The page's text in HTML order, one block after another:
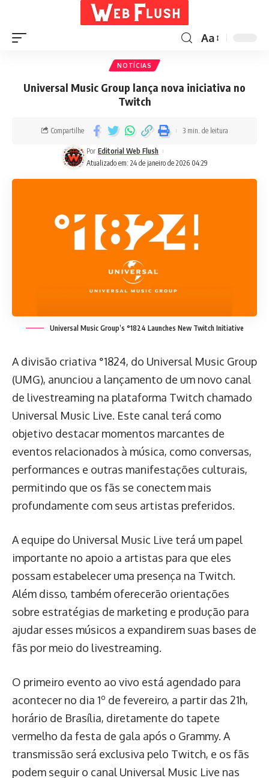
Aa
NOTÍCIAS
Universal Music Group lança nova iniciativa no
Twitch
Atualizado em: 24 de janeiro de 2026 04:29
Por Editorial Web Flush
Compartilhe 3 min. de leitura
Universal Music Group’s °1824 Launches New Twitch Initiative
A divisão criativa °1824, do Universal Music Group
(UMG), anunciou a lançamento de um novo canal
de livestreaming na plataforma Twitch chamado
Universal Music Live. Este canal terá como
objetivo destacar momentos marcantes de
eventos relacionados à música, como conversas,
performances e outras manifestações culturais,
permitindo que os fãs se conectem mais
profundamente com seus artistas preferidos.
A equipe do Universal Music Live terá um papel
importante no apoio a artistas para que eles
possam estabelecer uma presença na Twitch.
Além disso, também oferecerão orientações
sobre estratégias de marketing e produção para
ajudar esses músicos a expandirem suas bases de
fãs por meio do livestreaming.
O primeiro evento ao vivo está agendado para
acontecer no dia 1º de fevereiro, a partir das 21h,
horário de Brasília, diretamente do tapete
vermelho da festa de gala após o Grammy. A
transmissão será exclusiva pelo Twitch, e os fãs
podem seguir o canal Universal Music Live nas